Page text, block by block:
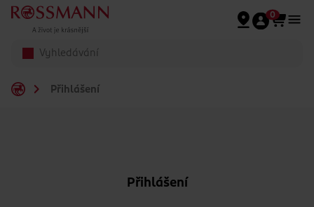
Přeskočit na hlavmní obsah
0
Přihlášení
Přihlášení